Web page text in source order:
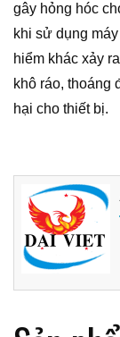
gây hỏng hóc
khi sử dụng
hiểm khác xảy
khô ráo, thoáng
hại cho thiết bị.